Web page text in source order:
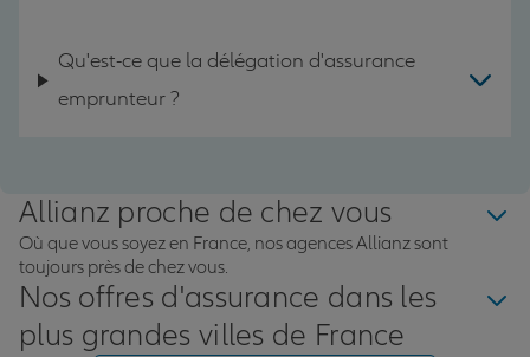
Qu'est-ce que la délégation d'assurance
emprunteur ?
Allianz proche de chez vous
Où que vous soyez en France, nos agences Allianz sont
toujours près de chez vous.
Nos offres d'assurance dans les
plus grandes villes de France